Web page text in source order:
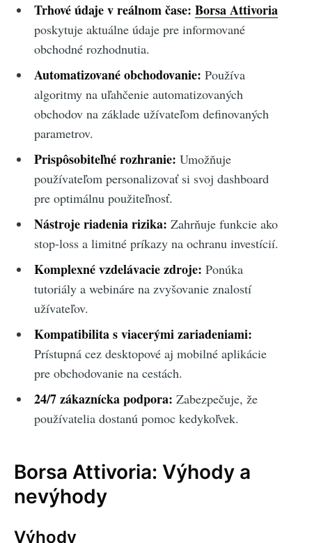
Trhové údaje v reálnom čase: Borsa Attivoria
poskytuje aktuálne údaje pre informované
obchodné rozhodnutia.
Automatizované obchodovanie: Používa
algoritmy na uľahčenie automatizovaných
obchodov na základe užívateľom definovaných
parametrov.
Prispôsobiteľné rozhranie: Umožňuje
používateľom personalizovať si svoj dashboard
pre optimálnu použiteľnosť.
Nástroje riadenia rizika: Zahrňuje funkcie ako
stop-loss a limitné príkazy na ochranu investícií.
Komplexné vzdelávacie zdroje: Ponúka
tutoriály a webináre na zvyšovanie znalostí
užívateľov.
Kompatibilita s viacerými zariadeniami:
Prístupná cez desktopové aj mobilné aplikácie
pre obchodovanie na cestách.
24/7 zákaznícka podpora: Zabezpečuje, že
používatelia dostanú pomoc kedykoľvek.
Borsa Attivoria: Výhody a
nevýhody
Výhody